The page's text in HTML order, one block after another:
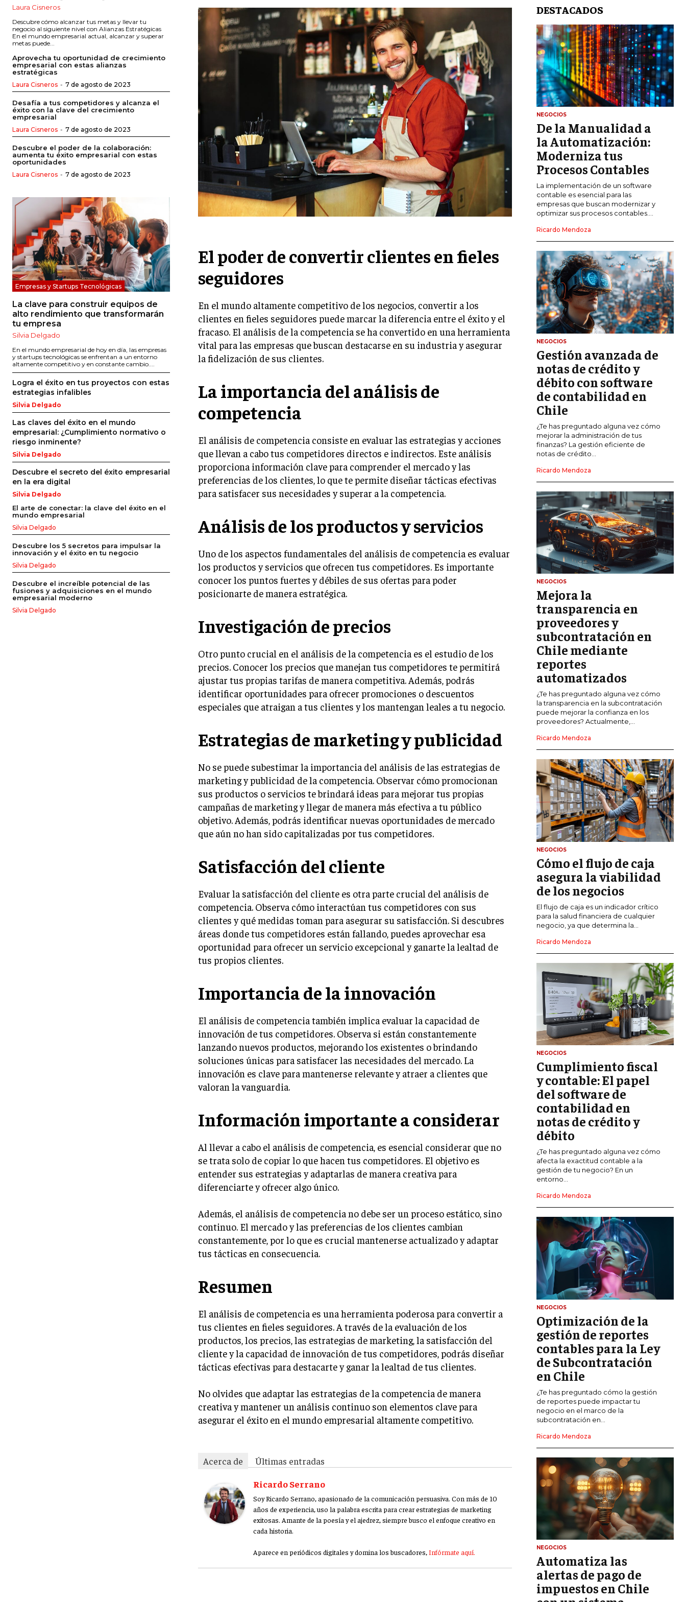
LIFESTYLE
MARKETING
ESTRATEGIAS DE MARKETING
AGENCIAS DE POSICIONAMIENTO WEB
SEO
VENTA DE ENLACES
MARKETING DIGITAL
PUBLICIDAD
VENTAS Y PERSUASIÓN
GESTIÓN DE PRODUCTOS
COMUNICACIÓN CORPORATIVA
GESTIÓN DE MARCA
INVESTIGACIÓN DE MERCADO
ANÁLISIS DE COMPETENCIA
GESTIÓN DE CLIENTES
EMPRENDIMIENTO
INNOVACIÓN EMPRESARIAL
GESTIÓN DEL CAMBIO
LIDERAZGO
EMPRENDIMIENTO
PLANIFICACIÓN EMPRESARIAL
FINANZAS
FINANZAS Y CONTABILIDAD
GESTIÓN DE RECURSOS FINANCIEROS
INVERSIONES Y MERCADOS FINANCIEROS
CONTABILIDAD EMPRESARIAL
ECONOMÍA EMPRESARIAL
INTERNACIONAL
NEGOCIOS INTERNACIONALES
COMERCIO INTERNACIONAL
EXPANSIÓN GLOBAL
ALIANZAS ESTRATÉGICAS
TECNOLOGIA
SOSTENIBILIDAD Y MEDIO AMBIENTE
GESTIÓN DE LA INNOVACIÓN
TECNOLÓGICA
TRANSFORMACIÓN DIGITAL
ANALÍTICA EMPRESARIAL Y BUSINESS
INTELLIGENCE
CIBERSEGURIDAD EMPRESARIAL
ESTRATEGIA
EMPRESAS FAMILIARES Y SUCESIÓN
NEGOCIACIÓN Y RESOLUCIÓN DE
CONFLICTOS
DERECHO EMPRESARIAL Y
REGULACIONES
ÉXITO EMPRESARIAL Y CASOS DE
ESTUDIO
GOBIERNO CORPORATIVO
NEGOCIOS
ESTRATEGIAS DE NEGOCIOS
MARKETING B2B
MARKETING B2C
FRANQUICIAS
MARKETING DE INFLUENCERS
E-COMMERCE
GESTIÓN DE CRISIS EMPRESARIALES
EMPRESAS Y STARTUPS TECNOLÓGICAS
GESTIÓN DE LA EXPERIENCIA DEL
CLIENTE
PROYECTOS
GESTIÓN DE PROYECTOS
GESTIÓN DE OPERACIONES Y CADENA
DE SUMINISTRO
LOGÍSTICA EMPRESARIAL
CALIDAD Y MEJORA CONTINUA
TALENTOS
TALENTO
RECLUTAMIENTO Y SELECCIÓN
DESARROLLO DE PERSONAL
GESTIÓN DEL DESEMPEÑO
CULTURA Y CLIMA ORGANIZACIONAL
ÉTICA EMPRESARIAL Y
RESPONSABILIDAD SOCIAL
BLOG
Laura Cisneros
Descubre cómo alcanzar tus metas y llevar tu
negocio al siguiente nivel con Alianzas Estratégicas
En el mundo empresarial actual, alcanzar y superar
metas puede...
Aprovecha tu oportunidad de crecimiento
empresarial con estas alianzas
estratégicas
Laura Cisneros - 7 de agosto de 2023
Desafía a tus competidores y alcanza el
éxito con la clave del crecimiento
empresarial
Laura Cisneros - 7 de agosto de 2023
Descubre el poder de la colaboración:
aumenta tu éxito empresarial con estas
oportunidades
Laura Cisneros - 7 de agosto de 2023
Empresas y Startups Tecnológicas
La clave para construir equipos de
alto rendimiento que transformarán
tu empresa
Silvia Delgado
En el mundo empresarial de hoy en día, las empresas
y startups tecnológicas se enfrentan a un entorno
altamente competitivo y en constante cambio....
Logra el éxito en tus proyectos con estas
estrategias infalibles
Silvia Delgado
Las claves del éxito en el mundo
empresarial: ¿Cumplimiento normativo o
riesgo inminente?
Silvia Delgado
Descubre el secreto del éxito empresarial
en la era digital
Silvia Delgado
El arte de conectar: la clave del éxito en el
mundo empresarial
Silvia Delgado
Descubre los 5 secretos para impulsar la
innovación y el éxito en tu negocio
Silvia Delgado
Descubre el increíble potencial de las
fusiones y adquisiciones en el mundo
empresarial moderno
Silvia Delgado
El poder de convertir clientes en fieles
seguidores
En el mundo altamente competitivo de los negocios, convertir a los
clientes en fieles seguidores puede marcar la diferencia entre el éxito y el
fracaso. El análisis de la competencia se ha convertido en una herramienta
vital para las empresas que buscan destacarse en su industria y asegurar
la fidelización de sus clientes.
La importancia del análisis de
competencia
El análisis de competencia consiste en evaluar las estrategias y acciones
que llevan a cabo tus competidores directos e indirectos. Este análisis
proporciona información clave para comprender el mercado y las
preferencias de los clientes, lo que te permite diseñar tácticas efectivas
para satisfacer sus necesidades y superar a la competencia.
Análisis de los productos y servicios
Uno de los aspectos fundamentales del análisis de competencia es evaluar
los productos y servicios que ofrecen tus competidores. Es importante
conocer los puntos fuertes y débiles de sus ofertas para poder
posicionarte de manera estratégica.
Investigación de precios
Otro punto crucial en el análisis de la competencia es el estudio de los
precios. Conocer los precios que manejan tus competidores te permitirá
ajustar tus propias tarifas de manera competitiva. Además, podrás
identificar oportunidades para ofrecer promociones o descuentos
especiales que atraigan a tus clientes y los mantengan leales a tu negocio.
Estrategias de marketing y publicidad
No se puede subestimar la importancia del análisis de las estrategias de
marketing y publicidad de la competencia. Observar cómo promocionan
sus productos o servicios te brindará ideas para mejorar tus propias
campañas de marketing y llegar de manera más efectiva a tu público
objetivo. Además, podrás identificar nuevas oportunidades de mercado
que aún no han sido capitalizadas por tus competidores.
Satisfacción del cliente
Evaluar la satisfacción del cliente es otra parte crucial del análisis de
competencia. Observa cómo interactúan tus competidores con sus
clientes y qué medidas toman para asegurar su satisfacción. Si descubres
áreas donde tus competidores están fallando, puedes aprovechar esa
oportunidad para ofrecer un servicio excepcional y ganarte la lealtad de
tus propios clientes.
Importancia de la innovación
El análisis de competencia también implica evaluar la capacidad de
innovación de tus competidores. Observa si están constantemente
lanzando nuevos productos, mejorando los existentes o brindando
soluciones únicas para satisfacer las necesidades del mercado. La
innovación es clave para mantenerse relevante y atraer a clientes que
valoran la vanguardia.
Información importante a considerar
Al llevar a cabo el análisis de competencia, es esencial considerar que no
se trata solo de copiar lo que hacen tus competidores. El objetivo es
entender sus estrategias y adaptarlas de manera creativa para
diferenciarte y ofrecer algo único.
Además, el análisis de competencia no debe ser un proceso estático, sino
continuo. El mercado y las preferencias de los clientes cambian
constantemente, por lo que es crucial mantenerse actualizado y adaptar
tus tácticas en consecuencia.
Resumen
El análisis de competencia es una herramienta poderosa para convertir a
tus clientes en fieles seguidores. A través de la evaluación de los
productos, los precios, las estrategias de marketing, la satisfacción del
cliente y la capacidad de innovación de tus competidores, podrás diseñar
tácticas efectivas para destacarte y ganar la lealtad de tus clientes.
No olvides que adaptar las estrategias de la competencia de manera
creativa y mantener un análisis continuo son elementos clave para
asegurar el éxito en el mundo empresarial altamente competitivo.
Acerca de
Últimas entradas
Ricardo Serrano
Soy Ricardo Serrano, apasionado de la comunicación persuasiva. Con más de 10
años de experiencia, uso la palabra escrita para crear estrategias de marketing
exitosas. Amante de la poesía y el ajedrez, siempre busco el enfoque creativo en
cada historia.
Aparece en periódicos digitales y domina los buscadores,Infórmate aquí.
DESTACADOS
NEGOCIOS
De la Manualidad a
la Automatización:
Moderniza tus
Procesos Contables
La implementación de un software
contable es esencial para las
empresas que buscan modernizar y
optimizar sus procesos contables....
Ricardo Mendoza
NEGOCIOS
Gestión avanzada de
notas de crédito y
débito con software
de contabilidad en
Chile
¿Te has preguntado alguna vez cómo
mejorar la administración de tus
finanzas? La gestión eficiente de
notas de crédito...
Ricardo Mendoza
NEGOCIOS
Mejora la
transparencia en
proveedores y
subcontratación en
Chile mediante
reportes
automatizados
¿Te has preguntado alguna vez cómo
la transparencia en la subcontratación
puede mejorar la confianza en los
proveedores? Actualmente,...
Ricardo Mendoza
NEGOCIOS
Cómo el flujo de caja
asegura la viabilidad
de los negocios
El flujo de caja es un indicador crítico
para la salud financiera de cualquier
negocio, ya que determina la...
Ricardo Mendoza
NEGOCIOS
Cumplimiento fiscal
y contable: El papel
del software de
contabilidad en
notas de crédito y
débito
¿Te has preguntado alguna vez cómo
afecta la exactitud contable a la
gestión de tu negocio? En un
entorno...
Ricardo Mendoza
NEGOCIOS
Optimización de la
gestión de reportes
contables para la Ley
de Subcontratación
en Chile
¿Te has preguntado cómo la gestión
de reportes puede impactar tu
negocio en el marco de la
subcontratación en...
Ricardo Mendoza
NEGOCIOS
Automatiza las
alertas de pago de
impuestos en Chile